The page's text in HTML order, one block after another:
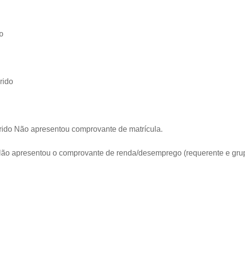
Não apresentou comprovante de matrícula.
apresentou o comprovante de renda/desemprego (requerente e